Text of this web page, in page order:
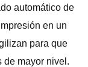
automático de
en un
para que
de mayor nivel.